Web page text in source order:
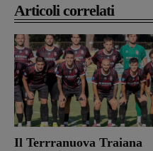
Articoli correlati
Il Terrranuova Traiana